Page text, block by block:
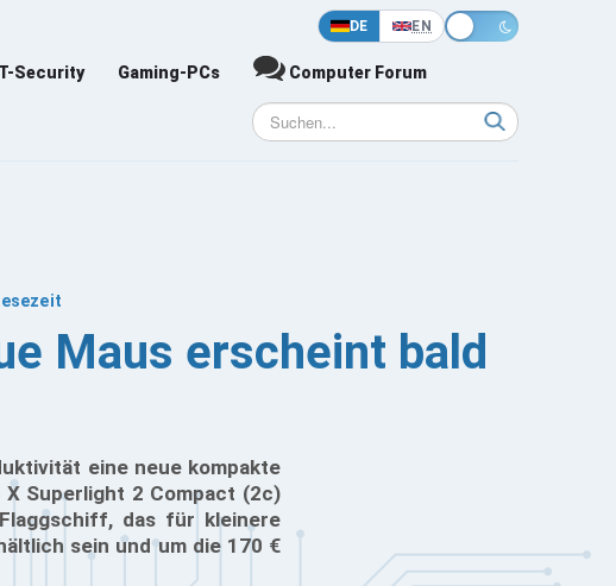
DE EN
IT-Security Gaming-PCs Computer Forum
Maus erscheint bald
eine neue kompakte
Superlight 2 Compact (2c)
das für kleinere
sein und um die 170 €